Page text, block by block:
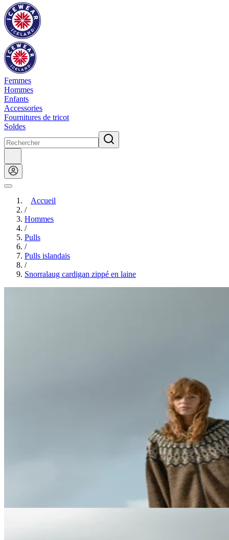
Femmes
Hommes
Enfants
Accessories
Fournitures de tricot
Soldes
Accueil
/
Hommes
/
Pulls
/
Pulls islandais
/
Snorralaug cardigan zippé en laine